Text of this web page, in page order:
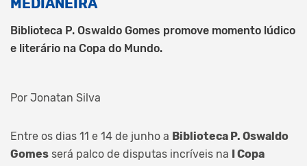
MEDIANEIRA
Biblioteca P. Oswaldo Gomes promove momento lúdico
e literário na Copa do Mundo.
Por Jonatan Silva
Entre os dias 11 e 14 de junho a Biblioteca P. Oswaldo
Gomes será palco de disputas incríveis na
I Copa